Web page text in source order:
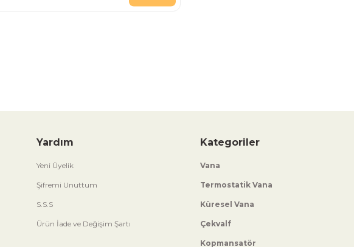
Yardım
Yeni Üyelik
Şifremi Unuttum
S.S.S
Ürün İade ve Değişim Şartı
Kategoriler
Vana
Termostatik Vana
Küresel Vana
Çekvalf
Kopmansatör